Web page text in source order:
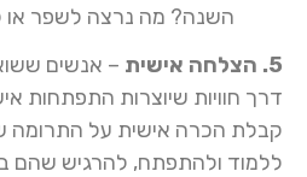
השנה? מה נרצה לשפר או
5. הצלחה אישית
– אנשים
דרך חוויות שיוצרות התפתחות
קבלת הכרה אישית על התרומה
ללמוד ולהתפתח, להרגיש שהם